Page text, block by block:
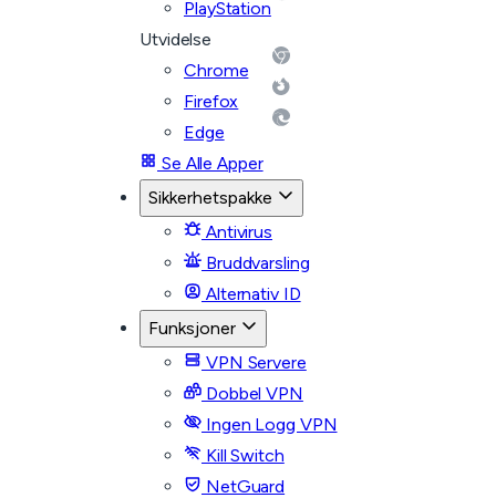
PlayStation
Utvidelse
Chrome
Firefox
Edge
Se Alle Apper
Sikkerhetspakke
Antivirus
Bruddvarsling
Alternativ ID
Funksjoner
VPN Servere
Dobbel VPN
Ingen Logg VPN
Kill Switch
NetGuard